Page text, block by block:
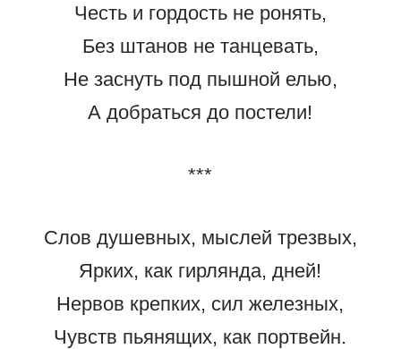
Честь и гордость не ронять,
Без штанов не танцевать,
Не заснуть под пышной елью,
А добраться до постели!
***
Слов душевных, мыслей трезвых,
Ярких, как гирлянда, дней!
Нервов крепких, сил железных,
Чувств пьянящих, как портвейн.